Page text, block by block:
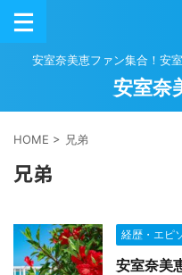
安室奈美恵ファン集合！安
安室奈
HOME > 兄弟
兄弟
経歴・エピ
安室奈美